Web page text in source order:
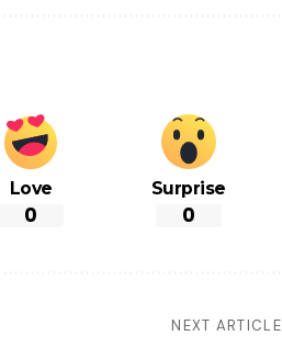
Love
0
Surprise
0
NEXT ARTICLE